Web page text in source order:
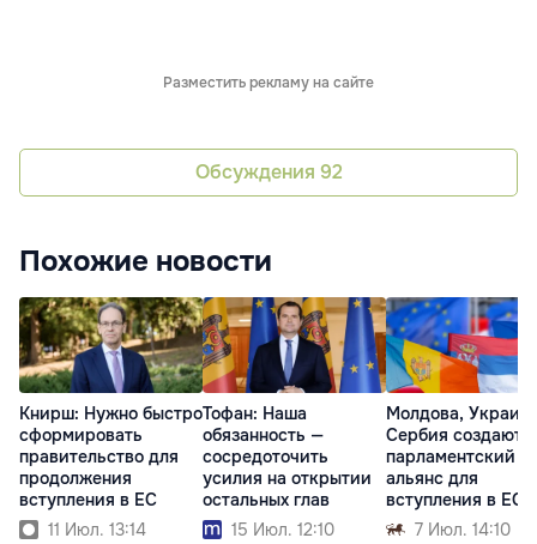
Разместить рекламу на сайте
Обсуждения 92
Похожие новости
Книрш: Нужно быстро
сформировать
правительство для
продолжения
вступления в ЕС
11 Июл. 13:14
Тофан: Наша
обязанность —
сосредоточить
усилия на открытии
остальных глав
15 Июл. 12:10
Молдова,
Сербия создают
парламентский
альянс для
вступления в ЕС
7 Июл. 14:10